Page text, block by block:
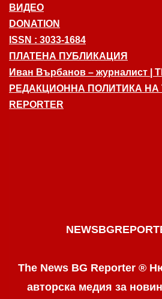
ВИДЕО
DONATION
ISSN : 3033-1684
ПЛАТЕНА ПУБЛИКАЦИЯ
Иван Върбанов – журналист |
РЕДАКЦИОННА ПОЛИТИКА НА
REPORTER
The News BG Reporter ®
авторска медия за